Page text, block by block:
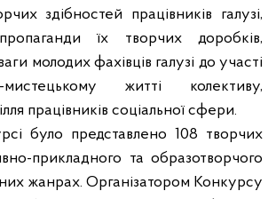
здібностей працівників галузі,
їх творчих доробків,
молодих фахівців галузі до участі
житті колективу,
працівників соціальної сфери.
було представлено 108 творчих
прикладного та образотворчого
жанрах. Організатором Конкурсу